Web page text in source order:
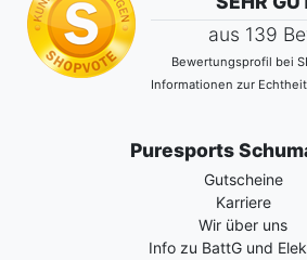
aus 139
Bewertungsprofil bei
Informationen zur
Puresports
Gutscheine
Karriere
Wir über uns
Info zu BattG und